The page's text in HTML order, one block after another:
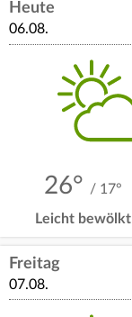
Heute
06.08.
26° / 17°
Leicht bewölkt
Freitag
07.08.